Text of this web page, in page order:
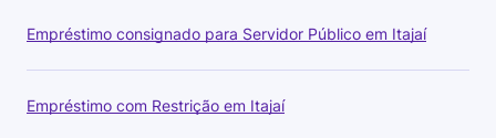
Empréstimo consignado para Servidor Público em Itajaí
Empréstimo com Restrição em Itajaí